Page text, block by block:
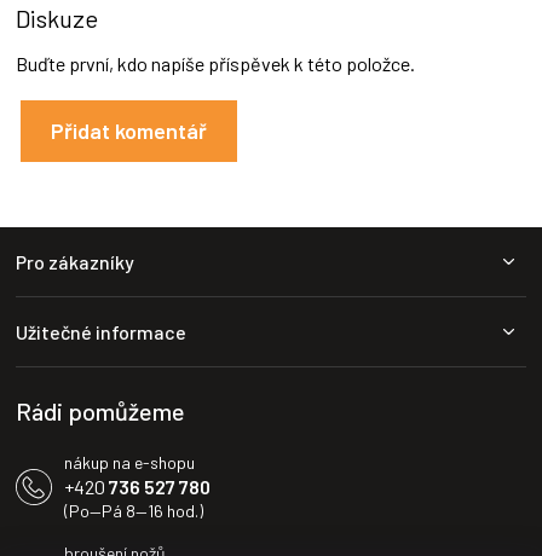
Diskuze
Buďte první, kdo napíše příspěvek k této položce.
Přidat komentář
Pro zákazníky
Užitečné informace
Rádi pomůžeme
nákup na e-shopu
+420 736 527 780
(Po—Pá 8—16 hod.)